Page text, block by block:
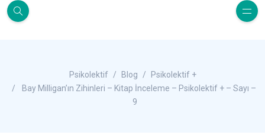
Psikolektif Blog
Psikolektif +
Bay Milligan’ın Zihinleri – Kitap İnceleme – Psikolektif + – Sayı –
9